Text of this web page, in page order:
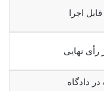
اجرا
نهایی
دادگاه